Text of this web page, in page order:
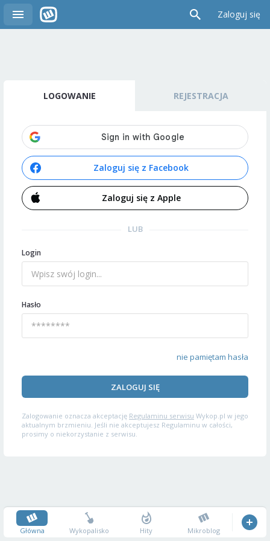
Zaloguj się
LOGOWANIE REJESTRACJA
Zaloguj się z Facebook
Zaloguj się z Apple
LUB
Login
Hasło
nie pamiętam hasła
ZALOGUJ SIĘ
Zalogowanie oznacza akceptację Regulaminu serwisu Wykop.pl w jego
aktualnym brzmieniu. Jeśli nie akceptujesz Regulaminu w całości,
prosimy o niekorzystanie z serwisu.
Główna Wykopalisko Hity Mikroblog